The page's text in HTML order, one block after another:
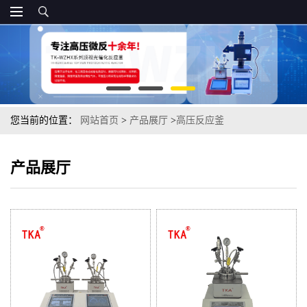
您当前的位置： 网站首页 > 产品展厅 >高压反应釜
产品展厅